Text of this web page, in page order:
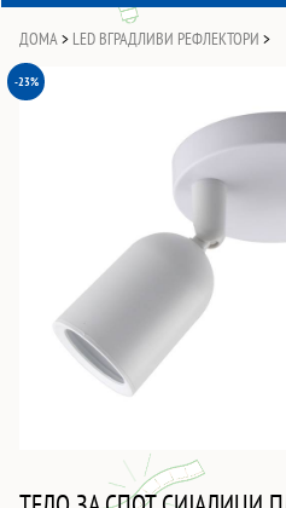
ДОМА > LED ВГРАДЛИВИ РЕФЛЕКТОРИ >
-23%